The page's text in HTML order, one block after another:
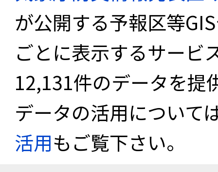
が公開する予報区等
ごとに表示するサービ
12,131件のデータを提
データの活用について
活用もご覧下さい。